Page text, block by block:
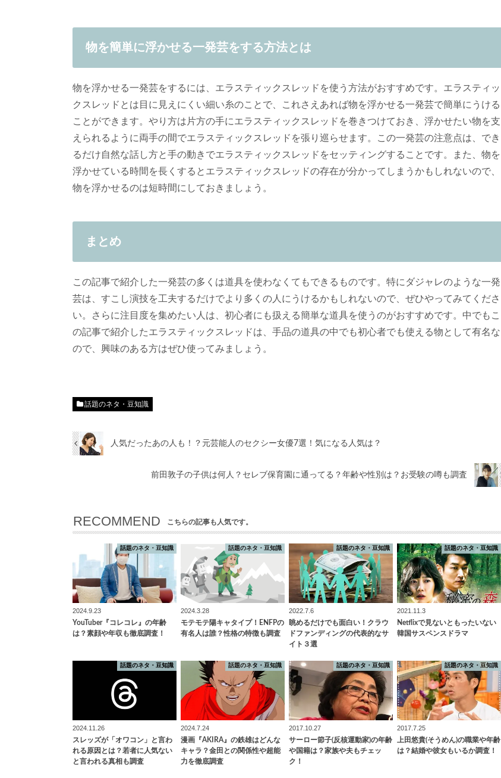
物を簡単に浮かせる一発芸をする方法とは
物を浮かせる一発芸をするには、エラスティックスレッドを使う方法がおすすめです。エラスティッ
クスレッドとは目に見えにくい細い糸のことで、これさえあれば物を浮かせる一発芸で簡単にうける
ことができます。やり方は片方の手にエラスティックスレッドを巻きつけておき、浮かせたい物を支
えられるように両手の間でエラスティックスレッドを張り巡らせます。この一発芸の注意点は、でき
るだけ自然な話し方と手の動きでエラスティックスレッドをセッティングすることです。また、物を
浮かせている時間を長くするとエラスティックスレッドの存在が分かってしまうかもしれないので、
物を浮かせるのは短時間にしておきましょう。
まとめ
この記事で紹介した一発芸の多くは道具を使わなくてもできるものです。特にダジャレのような一発
芸は、すこし演技を工夫するだけでより多くの人にうけるかもしれないので、ぜひやってみてくださ
い。さらに注目度を集めたい人は、初心者にも扱える簡単な道具を使うのがおすすめです。中でもこ
の記事で紹介したエラスティックスレッドは、手品の道具の中でも初心者でも使える物として有名な
ので、興味のある方はぜひ使ってみましょう。
話題のネタ・豆知識
人気だったあの人も！？元芸能人のセクシー女優7選！気になる人気は？
前田敦子の子供は何人？セレブ保育園に通ってる？年齢や性別は？お受験の噂も調査
RECOMMEND こちらの記事も人気です。
話題のネタ・豆知識
2024.9.23
YouTuber『コレコレ』の年齢
は？素顔や年収も徹底調査！
話題のネタ・豆知識
2024.3.28
モテモテ陽キャタイプ！ENFPの
有名人は誰？性格の特徴も調査
話題のネタ・豆知識
2022.7.6
眺めるだけでも面白い！クラウ
ドファンディングの代表的なサ
イト３選
話題のネタ・豆知識
2021.11.3
Netflixで見ないともったいない
韓国サスペンスドラマ
話題のネタ・豆知識
2024.11.26
スレッズが「オワコン」と言わ
れる原因とは？若者に人気ない
と言われる真相も調査
話題のネタ・豆知識
2024.7.24
漫画『AKIRA』の鉄雄はどんな
キャラ？金田との関係性や超能
力を徹底調査
話題のネタ・豆知識
2017.10.27
サーロー節子(反核運動家)の年齢
や国籍は？家族や夫もチェッ
ク！
話題のネタ・豆知識
2017.7.25
上田悠貴(そうめん)の職業や年齢
は？結婚や彼女もいるか調査！